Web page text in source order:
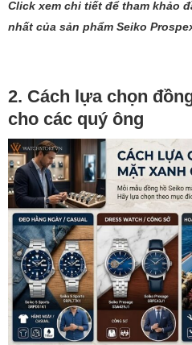
Click xem chi tiết để tham khảo
nhất của sản phẩm Seiko
2. Cách lựa chọn
cho các quý ông